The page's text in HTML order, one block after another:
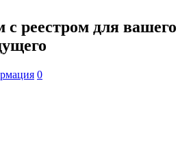
реестром для вашего
0